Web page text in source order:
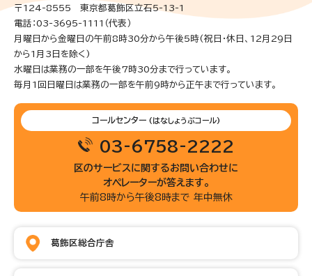
〒124-8555 東京都葛飾区立石5-13-1
電話：03-3695-1111（代表）
月曜日から金曜日の午前8時30分から午後5時(祝日・休日、12月29日
から1月3日を除く)
水曜日は業務の一部を午後7時30分まで行っています。
毎月1回日曜日は業務の一部を午前9時から正午まで行っています。
コールセンター (はなしょうぶコール)
03-6758-2222
区のサービスに関するお問い合わせに
オペレーターが答えます。
午前8時から午後8時まで 年中無休
葛飾区総合庁舎